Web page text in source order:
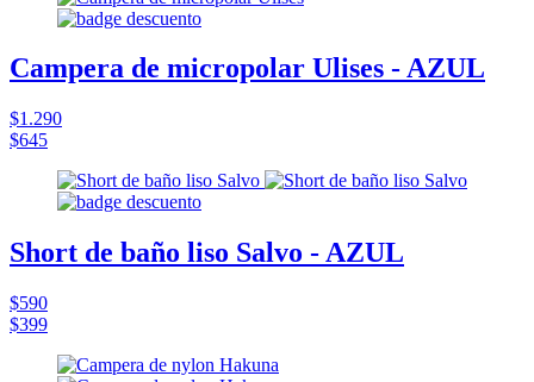
Campera de micropolar Ulises - AZUL
$1.290
$645
Short de baño liso Salvo - AZUL
$590
$399